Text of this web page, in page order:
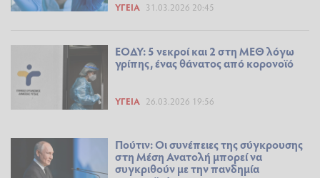
ΥΓΕΊΑ 31.03.2026 20:45
ΕΟΔΥ: 5 νεκροί και 2 στη ΜΕΘ λόγω
γρίπης, ένας θάνατος από κορονοϊό
ΥΓΕΊΑ 26.03.2026 19:56
Πούτιν: Οι συνέπειες της σύγκρουσης
στη Μέση Ανατολή μπορεί να
συγκριθούν με την πανδημία